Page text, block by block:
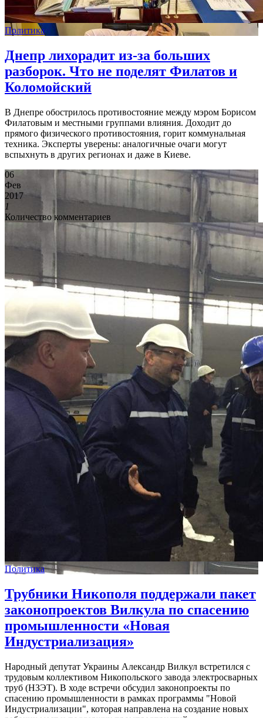
Политика
Днепр лихорадит из-за больших
разборок. Что не поделят Филатов и
Коломойский
В Днепре обострилось противостояние между мэром Борисом
Филатовым и местными группами влияния. Доходит до
прямого физического противостояния, горит коммунальная
техника. Эксперты уверены: аналогичные очаги могут
вспыхнуть в других регионах и даже в Киеве.
06
Фев
2017
1
Количество комментариев
Политика
Трубники Никополя поддержали пакет
законопроектов Вилкула по спасению
промышленности «Новая
Индустриализация»
Народный депутат Украины Александр Вилкул встретился с
трудовым коллективом Никопольского завода электросварных
труб (НЗЭТ). В ходе встречи обсудил законопроекты по
спасению промышленности в рамках программы "Новой
Индустриализации", которая направлена на создание новых